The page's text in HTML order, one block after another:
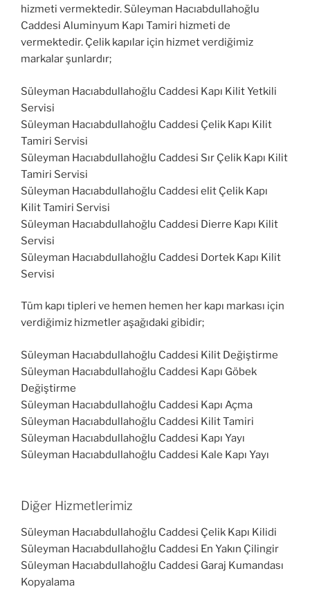
hizmeti vermektedir. Süleyman Hacıabdullahoğlu
Caddesi Aluminyum Kapı Tamiri hizmeti de
vermektedir. Çelik kapılar için hizmet verdiğimiz
markalar şunlardır;
Süleyman Hacıabdullahoğlu Caddesi Kapı Kilit Yetkili
Servisi
Süleyman Hacıabdullahoğlu Caddesi Çelik Kapı Kilit
Tamiri Servisi
Süleyman Hacıabdullahoğlu Caddesi Sır Çelik Kapı Kilit
Tamiri Servisi
Süleyman Hacıabdullahoğlu Caddesi elit Çelik Kapı
Kilit Tamiri Servisi
Süleyman Hacıabdullahoğlu Caddesi Dierre Kapı Kilit
Servisi
Süleyman Hacıabdullahoğlu Caddesi Dortek Kapı Kilit
Servisi
Tüm kapı tipleri ve hemen hemen her kapı markası için
verdiğimiz hizmetler aşağıdaki gibidir;
Süleyman Hacıabdullahoğlu Caddesi Kilit Değiştirme
Süleyman Hacıabdullahoğlu Caddesi Kapı Göbek
Değiştirme
Süleyman Hacıabdullahoğlu Caddesi Kapı Açma
Süleyman Hacıabdullahoğlu Caddesi Kilit Tamiri
Süleyman Hacıabdullahoğlu Caddesi Kapı Yayı
Süleyman Hacıabdullahoğlu Caddesi Kale Kapı Yayı
Diğer Hizmetlerimiz
Süleyman Hacıabdullahoğlu Caddesi Çelik Kapı Kilidi
Süleyman Hacıabdullahoğlu Caddesi En Yakın Çilingir
Süleyman Hacıabdullahoğlu Caddesi Garaj Kumandası
Kopyalama